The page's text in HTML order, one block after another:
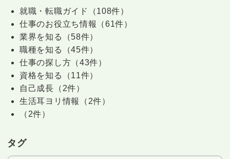
就職・転職ガイド（108件）
仕事のお役立ち情報（61件）
業界を知る（58件）
職種を知る（45件）
仕事の探し方（43件）
資格を知る（11件）
自己成長（2件）
生活耳ヨリ情報（2件）
（2件）
タグ